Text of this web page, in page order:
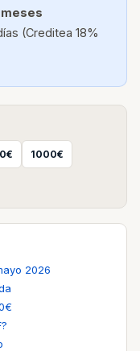
meses
(Creditea 18%
1000€
2026